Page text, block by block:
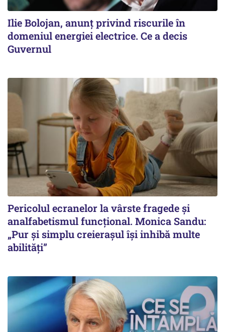
Ilie Bolojan, anunț privind riscurile în
domeniul energiei electrice. Ce a decis
Guvernul
Pericolul ecranelor la vârste fragede și
analfabetismul funcțional. Monica Sandu:
„Pur și simplu creierașul își inhibă multe
abilități”